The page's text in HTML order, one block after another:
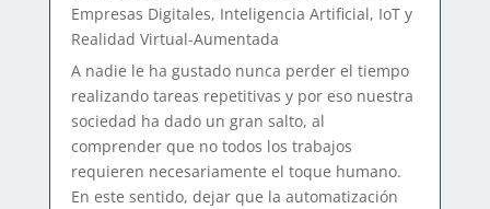
Empresas Digitales, Inteligencia Artificial, IoT y
Realidad Virtual-Aumentada
A nadie le ha gustado nunca perder el tiempo
realizando tareas repetitivas y por eso nuestra
sociedad ha dado un gran salto, al
comprender que no todos los trabajos
requieren necesariamente el toque humano.
En este sentido, dejar que la automatización